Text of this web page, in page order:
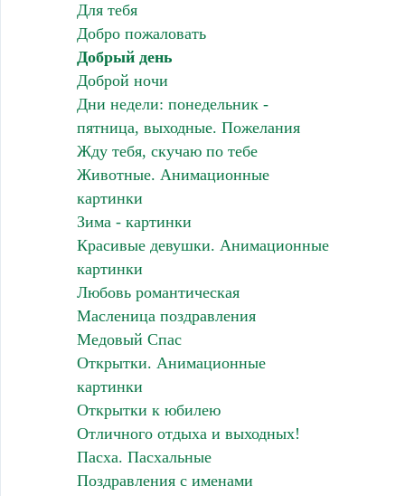
Для тебя
Добро пожаловать
Добрый день
Доброй ночи
Дни недели: понедельник -
пятница, выходные. Пожелания
Жду тебя, скучаю по тебе
Животные. Анимационные
картинки
Зима - картинки
Красивые девушки. Анимационные
картинки
Любовь романтическая
Масленица поздравления
Медовый Спас
Открытки. Анимационные
картинки
Открытки к юбилею
Отличного отдыха и выходных!
Пасха. Пасхальные
Поздравления с именами